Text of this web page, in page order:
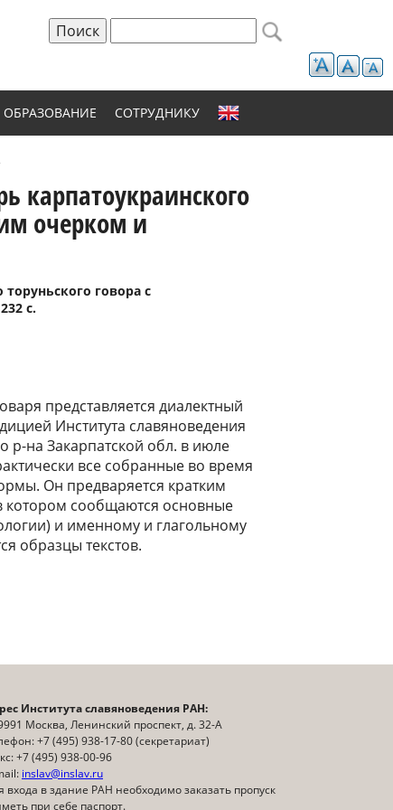
Форма поиска
ОБРАЗОВАНИЕ СОТРУДНИКУ
карпатоукраинского
очерком и
говора с
с.
представляется диалектный
Института славяноведения
р-на Закарпатской обл. в июле
все собранные во время
Он предваряется кратким
котором сообщаются основные
и именному и глагольному
образцы текстов.
Института славяноведения РАН:
Москва, Ленинский проспект, д. 32-А
+7 (495) 938-17-80 (секретариат)
+7 (495) 938-00-96
inslav@inslav.ru
входа в здание РАН необходимо заказать пропуск
при себе паспорт.